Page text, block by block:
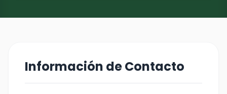
Información de Contacto